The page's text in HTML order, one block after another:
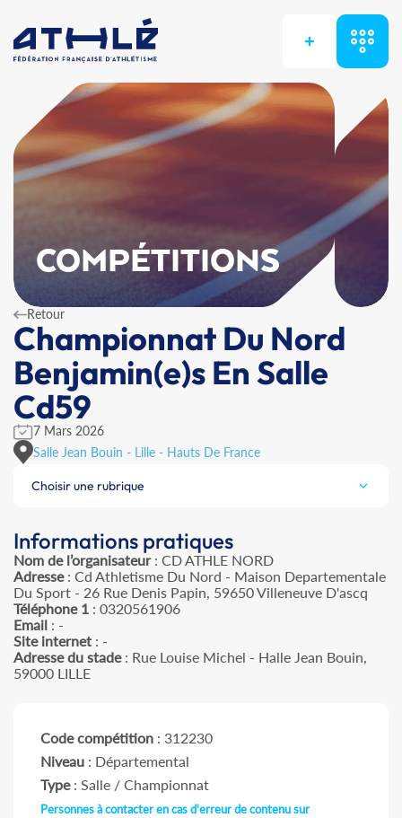
+
COMPÉTITIONS
Retour
Championnat Du Nord
Benjamin(e)s En Salle
Cd59
7 Mars 2026
Salle Jean Bouin - Lille - Hauts De France
Choisir une rubrique
Informations pratiques
Nom de l’organisateur: CD ATHLE NORD
Adresse: Cd Athletisme Du Nord - Maison Departementale
Du Sport - 26 Rue Denis Papin, 59650 Villeneuve D'ascq
Téléphone 1 : 0320561906
Email : -
Site internet : -
Adresse du stade: Rue Louise Michel - Halle Jean Bouin,
59000 LILLE
Code compétition : 312230
Niveau : Départemental
Type: Salle / Championnat
Personnes à contacter en cas d'erreur de contenu sur